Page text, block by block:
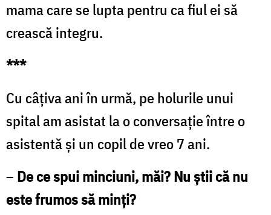
mama care se lupta pentru ca fiul ei să
crească integru.
***
Cu câțiva ani în urmă, pe holurile unui
spital am asistat la o conversație între o
asistentă și un copil de vreo 7 ani.
– De ce spui minciuni, măi? Nu știi că nu
este frumos să minți?